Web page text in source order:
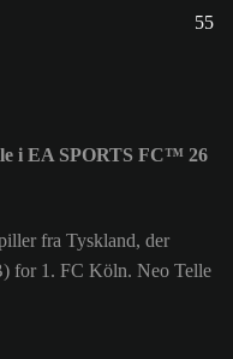
55
i EA SPORTS FC™ 26
fra Tyskland, der
for 1. FC Köln. Neo Telle